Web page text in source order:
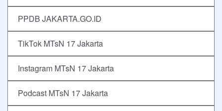
PPDB JAKARTA.GO.ID
TikTok MTsN 17 Jakarta
Instagram MTsN 17 Jakarta
Podcast MTsN 17 Jakarta